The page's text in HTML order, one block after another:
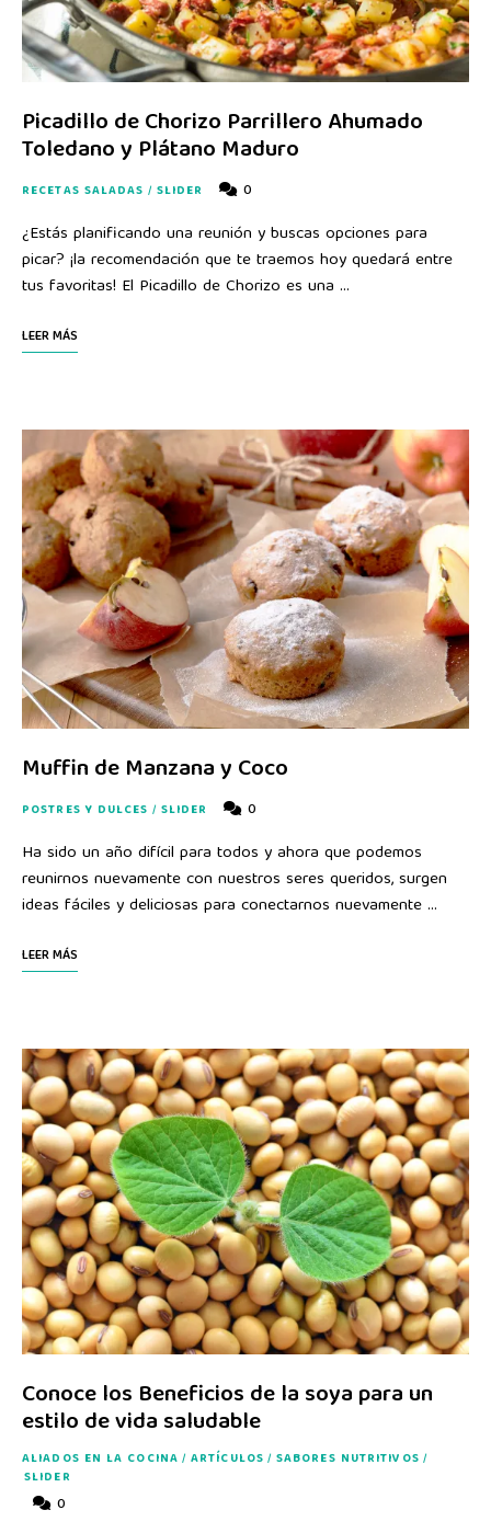
Picadillo de Chorizo Parrillero Ahumado
Toledano y Plátano Maduro
RECETAS SALADAS / SLIDER 0
¿Estás planificando una reunión y buscas opciones para
picar? ¡la recomendación que te traemos hoy quedará entre
tus favoritas! El Picadillo de Chorizo es una …
LEER MÁS
Muffin de Manzana y Coco
POSTRES Y DULCES / SLIDER 0
Ha sido un año difícil para todos y ahora que podemos
reunirnos nuevamente con nuestros seres queridos, surgen
ideas fáciles y deliciosas para conectarnos nuevamente …
LEER MÁS
Conoce los Beneficios de la soya para un
estilo de vida saludable
ALIADOS EN LA COCINA / ARTÍCULOS / SABORES NUTRITIVOS /
SLIDER
0